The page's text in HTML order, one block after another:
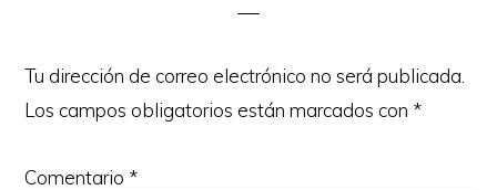
Tu dirección de correo electrónico no será publicada.
Los campos obligatorios están marcados con *
Comentario *